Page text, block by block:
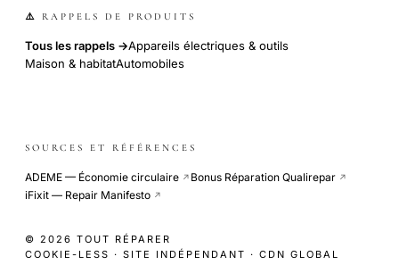
⚠️ RAPPELS DE PRODUITS
Tous les rappels →Appareils électriques & outils
Maison & habitatAutomobiles
SOURCES ET RÉFÉRENCES
ADEME — Économie circulaire ↗ Bonus Réparation Qualirepar ↗
iFixit — Repair Manifesto ↗
© 2026 TOUT RÉPARER
COOKIE-LESS · SITE INDÉPENDANT · CDN GLOBAL